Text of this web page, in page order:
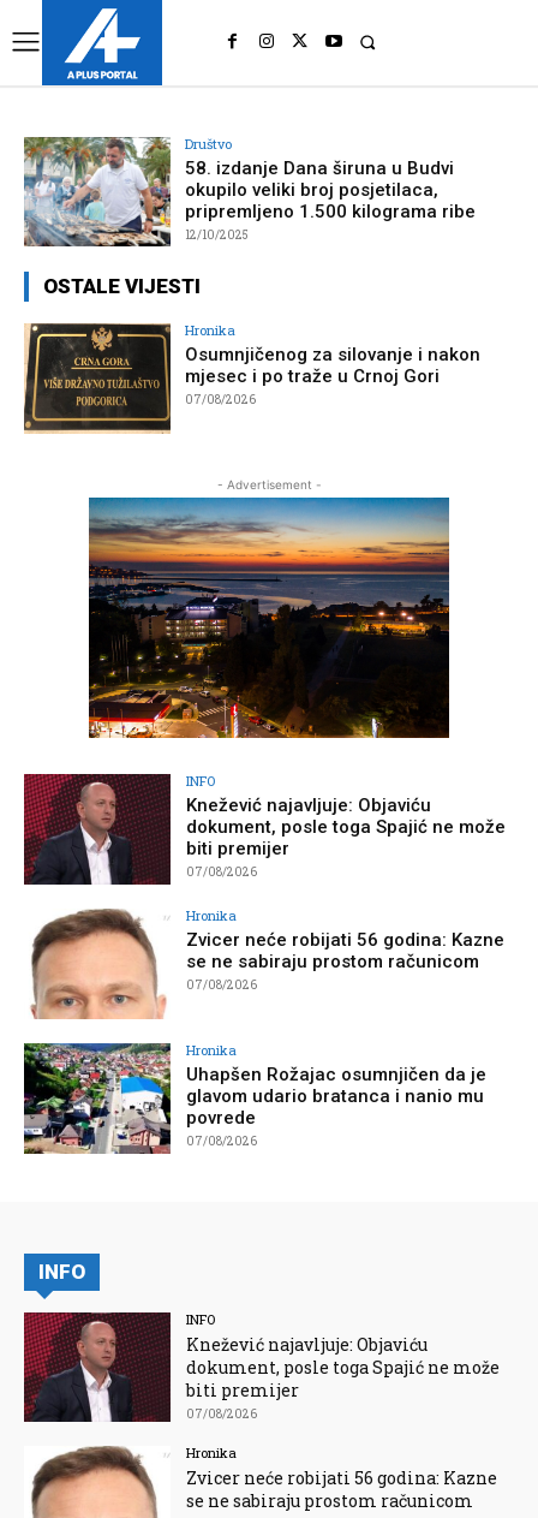
Društvo
58. izdanje Dana širuna u Budvi
okupilo veliki broj posjetilaca,
pripremljeno 1.500 kilograma ribe
12/10/2025
OSTALE VIJESTI
Hronika
Osumnjičenog za silovanje i nakon
mjesec i po traže u Crnoj Gori
07/08/2026
- Advertisement -
INFO
Knežević najavljuje: Objaviću
dokument, posle toga Spajić ne može
biti premijer
07/08/2026
Hronika
Zvicer neće robijati 56 godina: Kazne
se ne sabiraju prostom računicom
07/08/2026
Hronika
Uhapšen Rožajac osumnjičen da je
glavom udario bratanca i nanio mu
povrede
07/08/2026
INFO
INFO
Knežević najavljuje: Objaviću
dokument, posle toga Spajić ne može
biti premijer
07/08/2026
Hronika
Zvicer neće robijati 56 godina: Kazne
se ne sabiraju prostom računicom